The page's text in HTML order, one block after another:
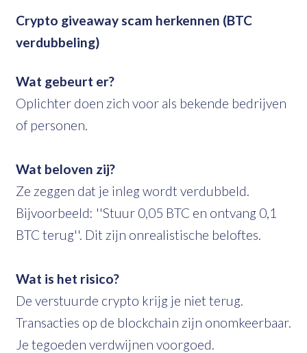
Crypto giveaway scam herkennen (BTC
verdubbeling)
Wat gebeurt er?
Oplichter doen zich voor als bekende bedrijven
of personen.
Wat beloven zij?
Ze zeggen dat je inleg wordt verdubbeld.
Bijvoorbeeld: ''Stuur 0,05 BTC en ontvang 0,1
BTC terug''. Dit zijn onrealistische beloftes.
Wat is het risico?
De verstuurde crypto krijg je niet terug.
Transacties op de blockchain zijn onomkeerbaar.
Je tegoeden verdwijnen voorgoed.